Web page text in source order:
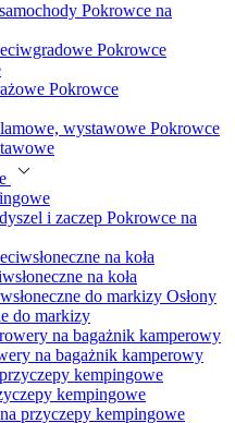
Pokrowce na
Pokrowce
Pokrowce
Pokrowce
Pokrowce na
na koła
Osłony
do markizy
na bagażnik kamperowy
kempingowe